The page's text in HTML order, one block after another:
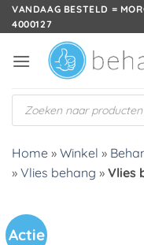
Ga
naar
VANDAAG BESTELD =
4000127
Producten
zoeken
Home » Winkel »
» Vlies behang » Vlies
Actie